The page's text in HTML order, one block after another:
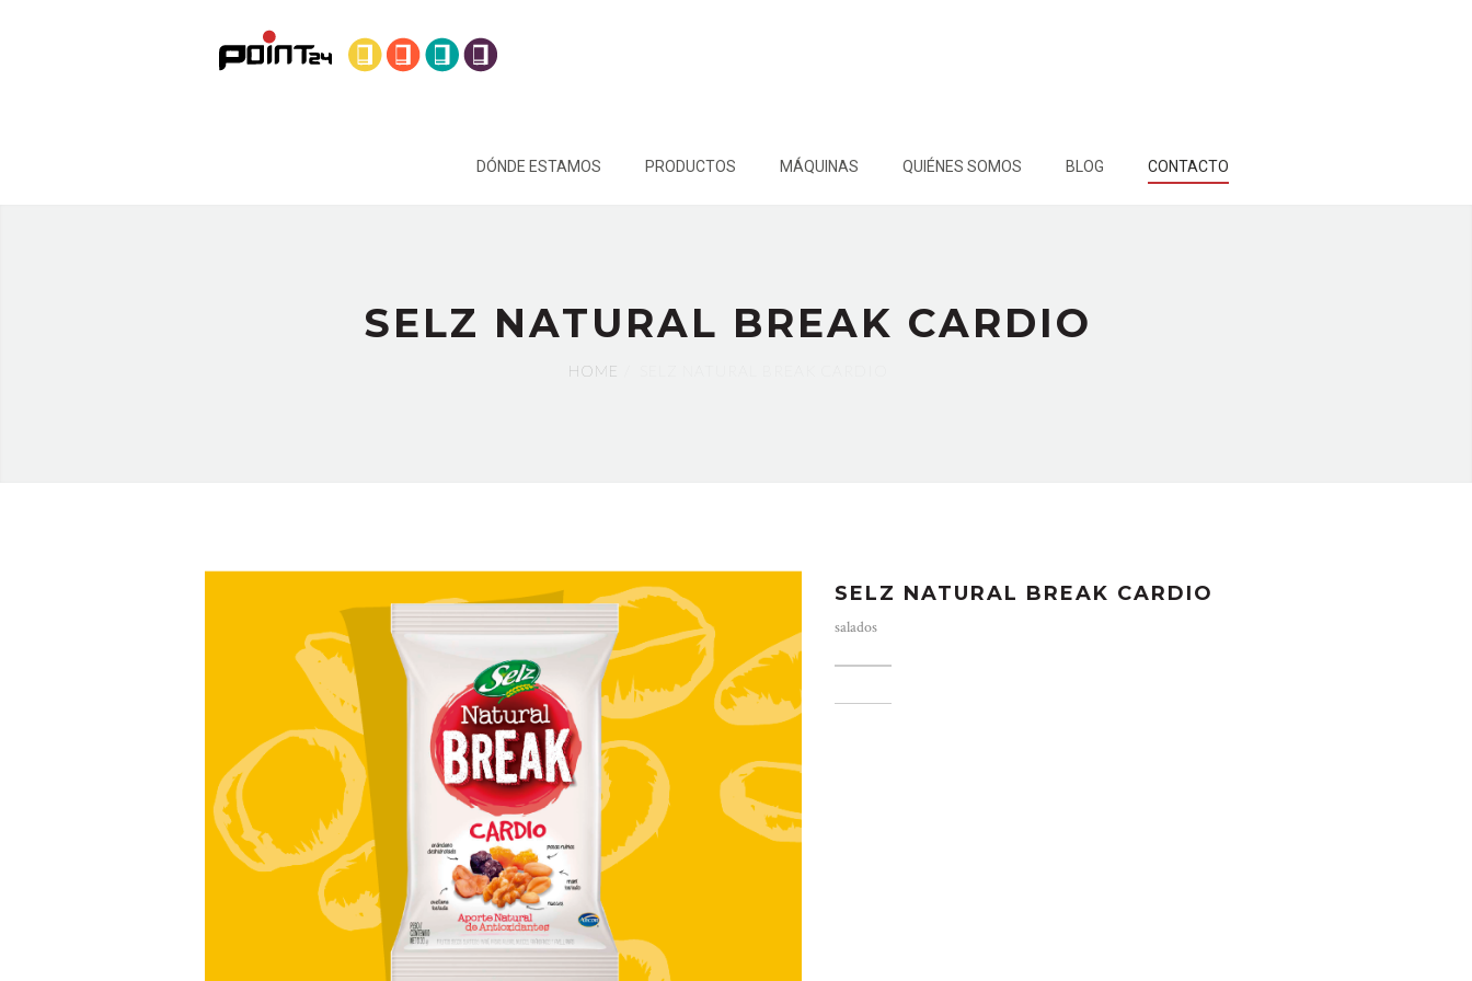
DÓNDE ESTAMOS PRODUCTOS MÁQUINAS QUIÉNES SOMOS BLOG CONTACTO
SELZ NATURAL BREAK CARDIO
HOME
SELZ NATURAL BREAK CARDIO
salados